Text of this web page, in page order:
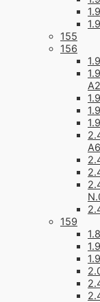
155
156
159